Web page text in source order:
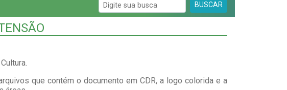
BUSCAR
que contém o documento em CDR, a logo colorida e a